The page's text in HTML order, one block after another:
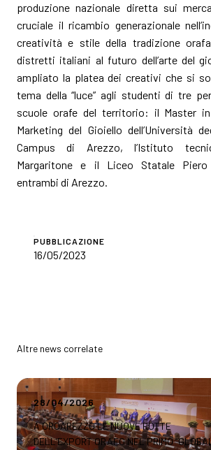
produzione nazionale diretta sui
cruciale il ricambio generazionale
creatività e stile della tradizione
distretti italiani al futuro dell’arte del
ampliato la platea dei creativi che si
tema della “luce” agli studenti di tre
scuole orafe del territorio: il Master
Marketing del Gioiello dell’Università
Campus di Arezzo, l’Istituto
Margaritone e il Liceo Statale Piero
entrambi di Arezzo.
PUBBLICAZIONE
16/05/2023
Altre news correlate
28/04/2026
A OROAREZZO LE NUOVE ROTTE
DELL’EXPORT ORAFO NEL PRIMO